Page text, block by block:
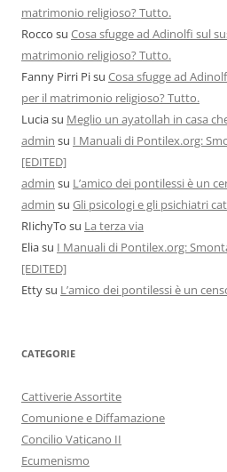
matrimonio religioso? Tutto.
Rocco su Cosa sfugge ad Adinolfi sul
matrimonio religioso? Tutto.
Fanny Pirri Pisu Cosa sfugge ad
per il matrimonio religioso? Tutto.
Luciasu Meglio un ayatollah in casa
admin su I Manuali di Pontilex.org:
[EDITED]
admin su L’amico dei pontilessi è un
admin su Gli psicologi e gli psichiatri
RIichyTo su La terza via
Eliasu I Manuali di Pontilex.org:
[EDITED]
Ettysu L’amico dei pontilessi è un
CATEGORIE
Cattiverie Assortite
Comunione e Diffamazione
Concilio Vaticano II
Ecumenismo